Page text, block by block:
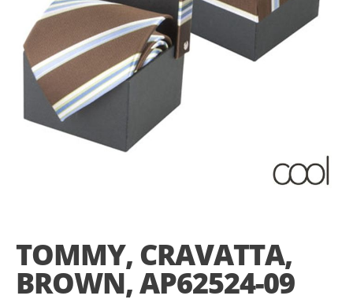
beginning
of
the
images
TOMMY, CRAVATTA,
BROWN, AP62524-09